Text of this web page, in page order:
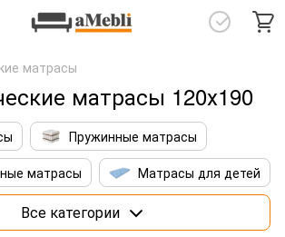
матрасы
матрасы 120х190
Пружинные матрасы
матрасы
Матрасы для детей
см
Премиум матрасы
Все категории